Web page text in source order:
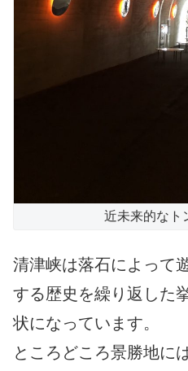
近未来的なト
清津峡は落石によって
する歴史を繰り返した
状になっています。
ところどころ景勝地に